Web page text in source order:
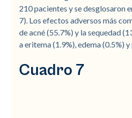
210 pacientes y se desglosaron
7). Los efectos adversos más
de acné (55.7%) y la sequedad
a eritema (1.9%), edema (0.5%)
Cuadro 7